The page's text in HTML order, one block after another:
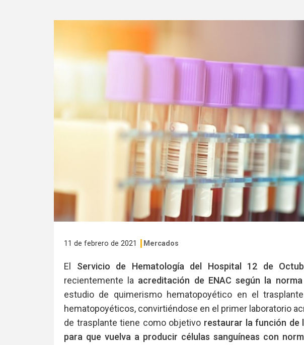
11 de febrero de 2021 Mercados
El Servicio de Hematología del Hospital 12 de
recientemente la acreditación de ENAC según la norma
estudio de quimerismo hematopoyético en el
hematopoyéticos, convirtiéndose en el primer laboratorio
de trasplante tiene como objetivo restaurar la función de
para que vuelva a producir células sanguíneas con